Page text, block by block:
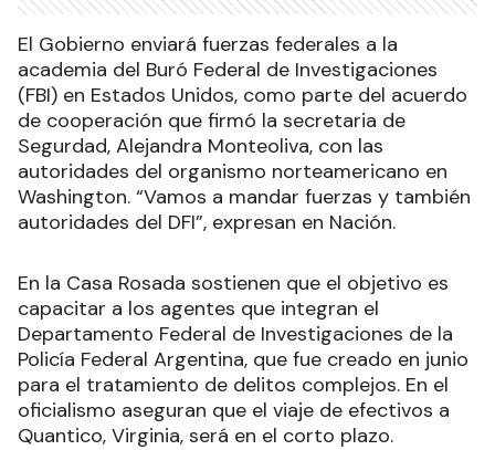
El Gobierno enviará fuerzas federales a la
academia del Buró Federal de Investigaciones
(FBI) en Estados Unidos, como parte del acuerdo
de cooperación que firmó la secretaria de
Segurdad, Alejandra Monteoliva, con las
autoridades del organismo norteamericano en
Washington. “Vamos a mandar fuerzas y también
autoridades del DFI”, expresan en Nación.
En la Casa Rosada sostienen que el objetivo es
capacitar a los agentes que integran el
Departamento Federal de Investigaciones de la
Policía Federal Argentina, que fue creado en junio
para el tratamiento de delitos complejos. En el
oficialismo aseguran que el viaje de efectivos a
Quantico, Virginia, será en el corto plazo.